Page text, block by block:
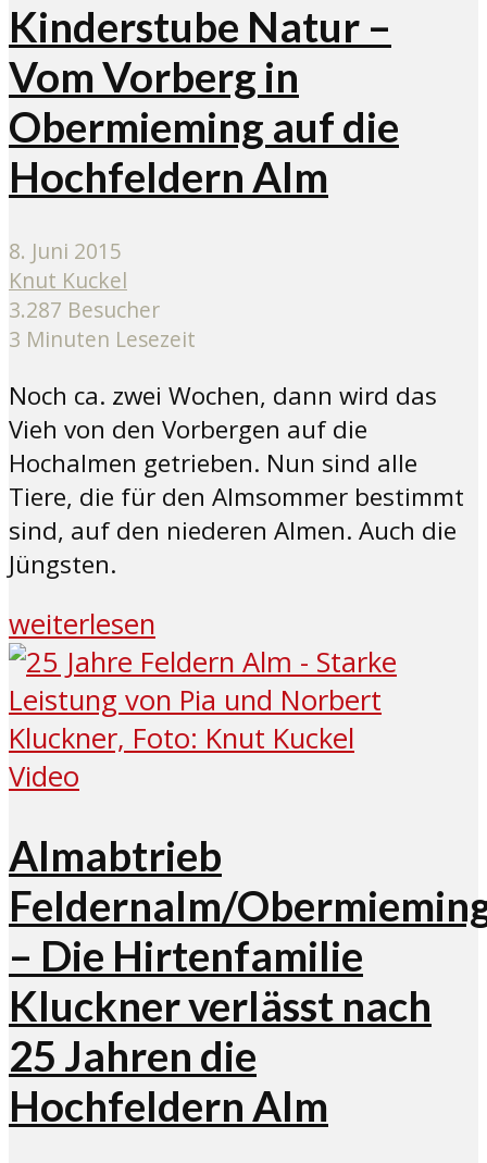
Kinderstube Natur –
Vom Vorberg in
Obermieming auf die
Hochfeldern Alm
8. Juni 2015
Knut Kuckel
3.287 Besucher
3 Minuten Lesezeit
Noch ca. zwei Wochen, dann wird das
Vieh von den Vorbergen auf die
Hochalmen getrieben. Nun sind alle
Tiere, die für den Almsommer bestimmt
sind, auf den niederen Almen. Auch die
Jüngsten.
weiterlesen
Video
Almabtrieb
Feldernalm/
– Die Hirtenfamilie
Kluckner verlässt nach
25 Jahren die
Hochfeldern Alm